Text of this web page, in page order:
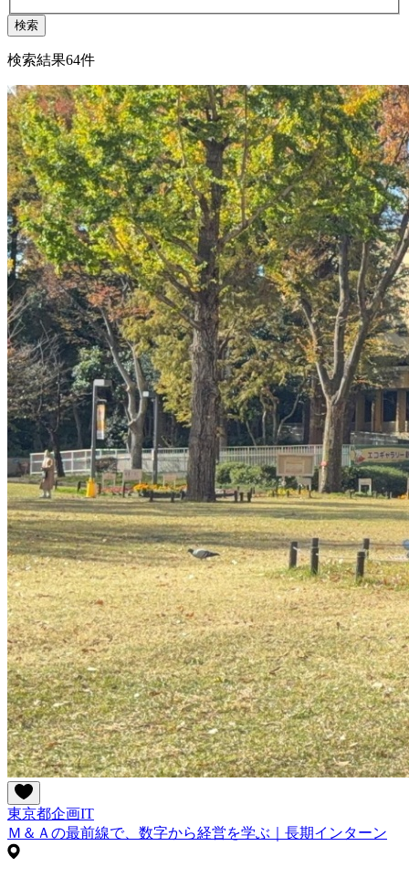
検索
検索結果64件
東京都企画IT
Ｍ＆Ａの最前線で、数字から経営を学ぶ｜長期インターン